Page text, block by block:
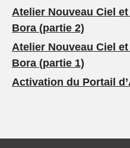
Atelier Nouveau Ciel
Bora (partie 2)
Atelier Nouveau Ciel
Bora (partie 1)
Activation du Portail